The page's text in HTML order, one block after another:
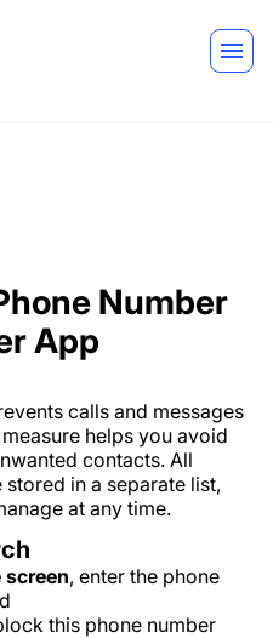
Number
App
calls and messages
helps you avoid
contacts. All
in a separate list,
at any time.
screen, enter the phone
this phone number